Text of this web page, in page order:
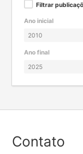
Filtrar
Ano inicial
Ano final
Contato